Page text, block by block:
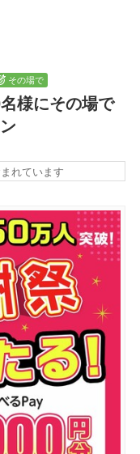
その場で
様にその場で
れています